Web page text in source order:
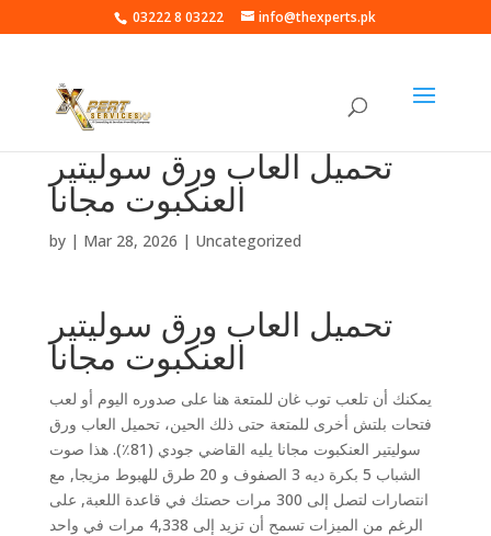
03222 8 03222 info@thexperts.pk
تحميل العاب ورق سوليتير
العنكبوت مجانا
by | Mar 28, 2026 | Uncategorized
تحميل العاب ورق سوليتير
العنكبوت مجانا
يمكنك أن تلعب توب غان للمتعة هنا على صدوره اليوم أو لعب
فتحات بلتش أخرى للمتعة حتى ذلك الحين، تحميل العاب ورق
سوليتير العنكبوت مجانا يليه القاضي جودي (81٪). هذا صوت
الشباب 5 بكرة ديه 3 الصفوف و 20 طرق للهبوط مزيجا, مع
انتصارات لتصل إلى 300 مرات حصتك في قاعدة اللعبة, على
الرغم من الميزات تسمح أن تزيد إلى 4,338 مرات في واحد